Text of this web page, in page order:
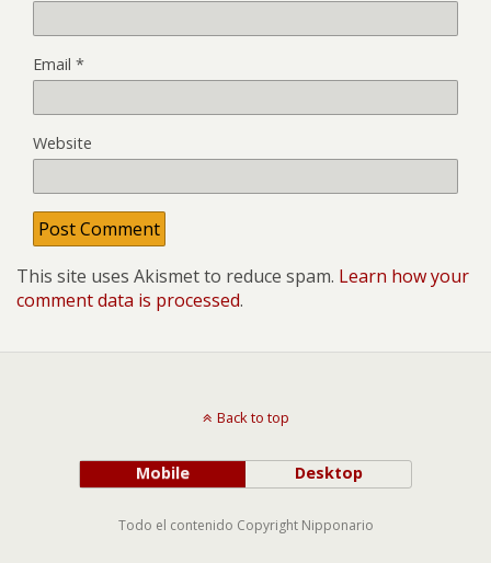
Email *
Website
This site uses Akismet to reduce spam. Learn how your
comment data is processed.
Back to top
Mobile Desktop
Todo el contenido Copyright Nipponario